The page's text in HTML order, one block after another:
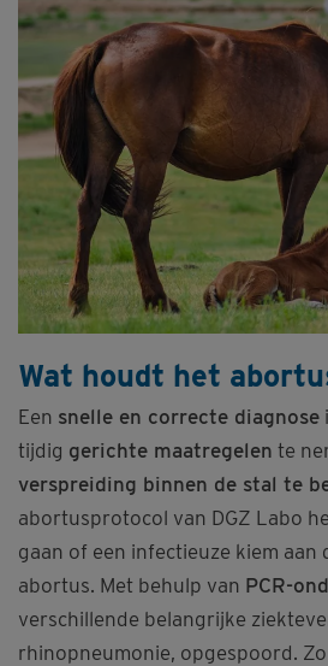
Wat houdt het
Een snelle en correcte diagnose
tijdig gerichte maatregelen te
verspreiding binnen de stal te
abortusprotocol van DGZ Labo
gaan of een infectieuze kiem aan
abortus. Met behulp van PCR-
verschillende belangrijke
rhinopneumonie, opgespoord.